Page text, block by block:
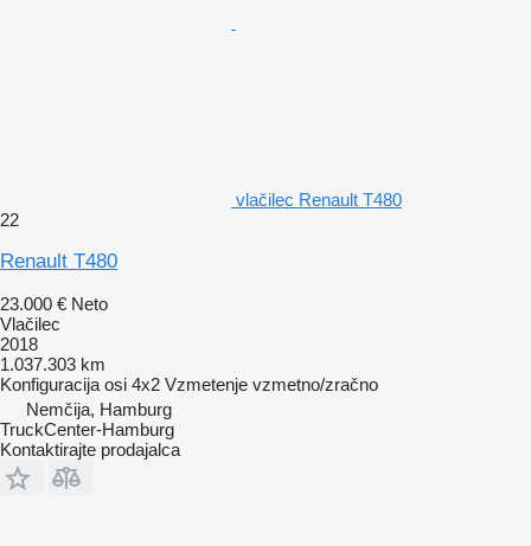
vlačilec Renault T480
22
Renault T480
23.000 € Neto
Vlačilec
2018
1.037.303 km
Konfiguracija osi 4x2 Vzmetenje vzmetno/zračno
Nemčija, Hamburg
TruckCenter-Hamburg
Kontaktirajte prodajalca